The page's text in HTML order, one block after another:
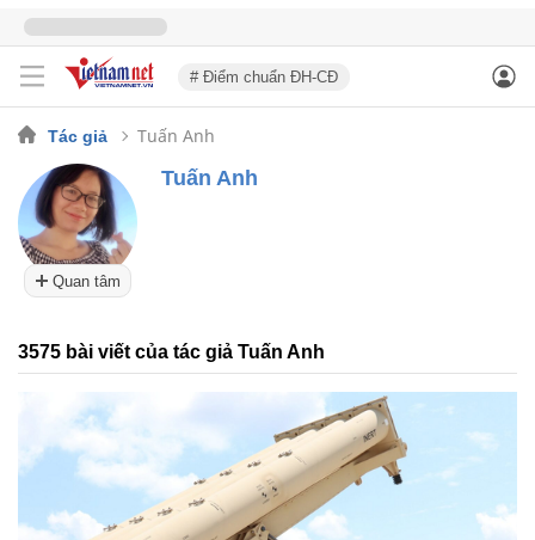
# Điểm chuẩn ĐH-CĐ
Tác giả Tuấn Anh
Quan tâm
Tuấn Anh
3575 bài viết của tác giả Tuấn Anh